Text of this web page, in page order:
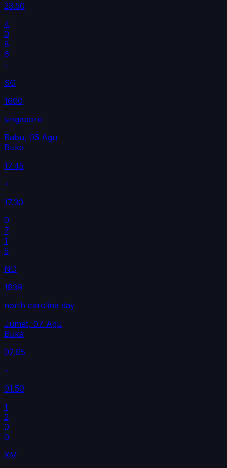
23.50
4
0
8
6
SG
1600
singapore
Rabu, 05 Agu
Buka
17.45
17.30
0
7
1
5
ND
1839
north carolina day
Jumat, 07 Agu
Buka
02.05
01.50
1
2
0
0
XM